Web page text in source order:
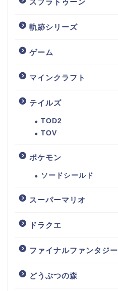
スプラトゥーン
軌跡シリーズ
ゲーム
マインクラフト
テイルズ
TOD2
TOV
ポケモン
ソードシールド
スーパーマリオ
ドラクエ
ファイナルファンタジー
どうぶつの森